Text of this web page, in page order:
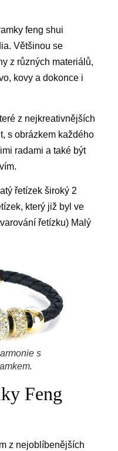
feng shui
Většinou se
z různých materiálů,
kovy a dokonce i
z nejkreativnějších
s obrázkem každého
radami a také být
řetízek široký 2
který již byl ve
řetízku) Malý
s
Feng
z nejoblíbenějších